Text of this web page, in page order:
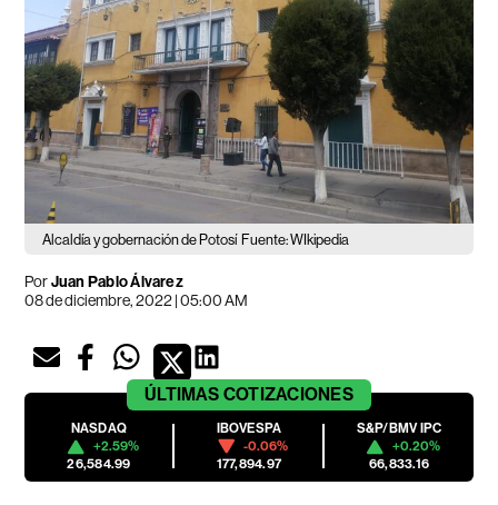
Alcaldía y gobernación de Potosí Fuente: WIkipedia
PorJuan Pablo Álvarez
08 de diciembre, 2022 | 05:00 AM
ÚLTIMAS COTIZACIONES
NASDAQ
+2.59%
26,584.99
IBOVESPA
-0.06%
177,894.97
S&P/BMV IPC
+0.20%
66,833.16